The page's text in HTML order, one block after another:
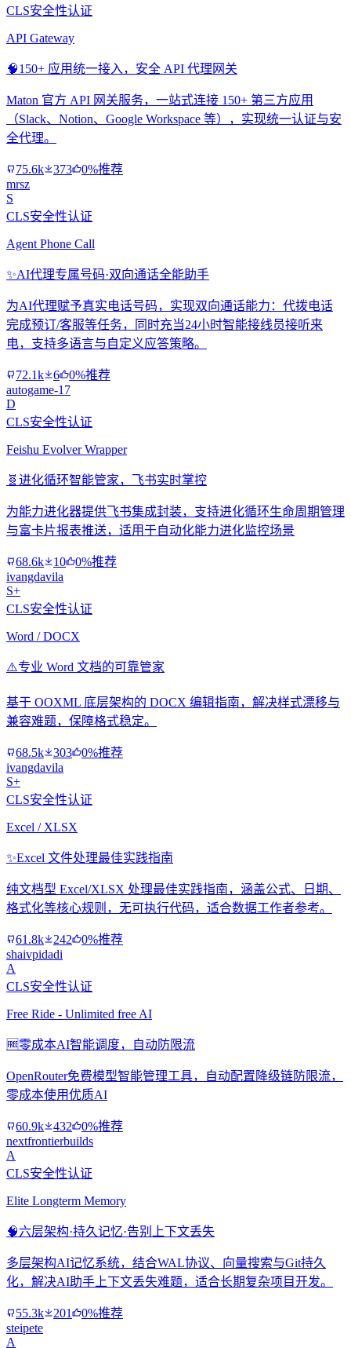
CLS安全性认证
API Gateway
🧠150+ 应用统一接入，安全 API 代理网关
Maton 官方 API 网关服务，一站式连接 150+ 第三方应用
（Slack、Notion、Google Workspace 等），实现统一认证与安
全代理。
75.6k 373
0%推荐
mrsz
S
CLS安全性认证
Agent Phone Call
✨AI代理专属号码·双向通话全能助手
为AI代理赋予真实电话号码，实现双向通话能力：代拨电话
完成预订/客服等任务，同时充当24小时智能接线员接听来
电，支持多语言与自定义应答策略。
72.1k 6
0%推荐
autogame-17
D
CLS安全性认证
Feishu Evolver Wrapper
🧬 进化循环智能管家，飞书实时掌控
为能力进化器提供飞书集成封装，支持进化循环生命周期管理
与富卡片报表推送，适用于自动化能力进化监控场景
68.6k 10
0%推荐
ivangdavila
S+
CLS安全性认证
Word / DOCX
⚠️专业 Word 文档的可靠管家
基于 OOXML 底层架构的 DOCX 编辑指南，解决样式漂移与
兼容难题，保障格式稳定。
68.5k 303
0%推荐
ivangdavila
S+
CLS安全性认证
Excel / XLSX
✨Excel 文件处理最佳实践指南
纯文档型 Excel/XLSX 处理最佳实践指南，涵盖公式、日期、
格式化等核心规则，无可执行代码，适合数据工作者参考。
61.8k 242
0%推荐
shaivpidadi
A
CLS安全性认证
Free Ride - Unlimited free AI
🆓零成本AI智能调度，自动防限流
OpenRouter免费模型智能管理工具，自动配置降级链防限流，
零成本使用优质AI
60.9k 432
0%推荐
nextfrontierbuilds
A
CLS安全性认证
Elite Longterm Memory
🧠六层架构·持久记忆·告别上下文丢失
多层架构AI记忆系统，结合WAL协议、向量搜索与Git持久
化，解决AI助手上下文丢失难题，适合长期复杂项目开发。
55.3k 201
0%推荐
steipete
A